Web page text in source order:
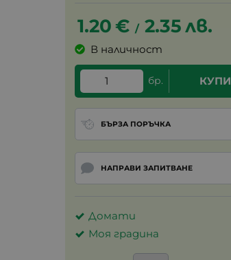
1.20€ / 2.35лв.
В наличност
бр. КУПИ
БЪРЗА ПОРЪЧКА
НАПРАВИ ЗАПИТВАНЕ
Домати
Моя градина